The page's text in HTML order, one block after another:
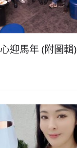
迎馬年 (附圖輯)